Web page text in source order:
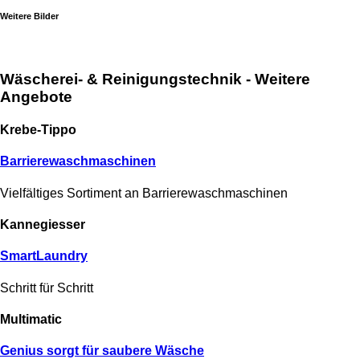
Weitere Bilder
Wäscherei- & Reinigungstechnik - Weitere
Angebote
Krebe-Tippo
Barriere­wasch­maschinen
Vielfältiges Sortiment an Barrierewaschmaschinen
Kannegiesser
SmartLaundry
Schritt für Schritt
Multimatic
Genius sorgt für saubere Wäsche